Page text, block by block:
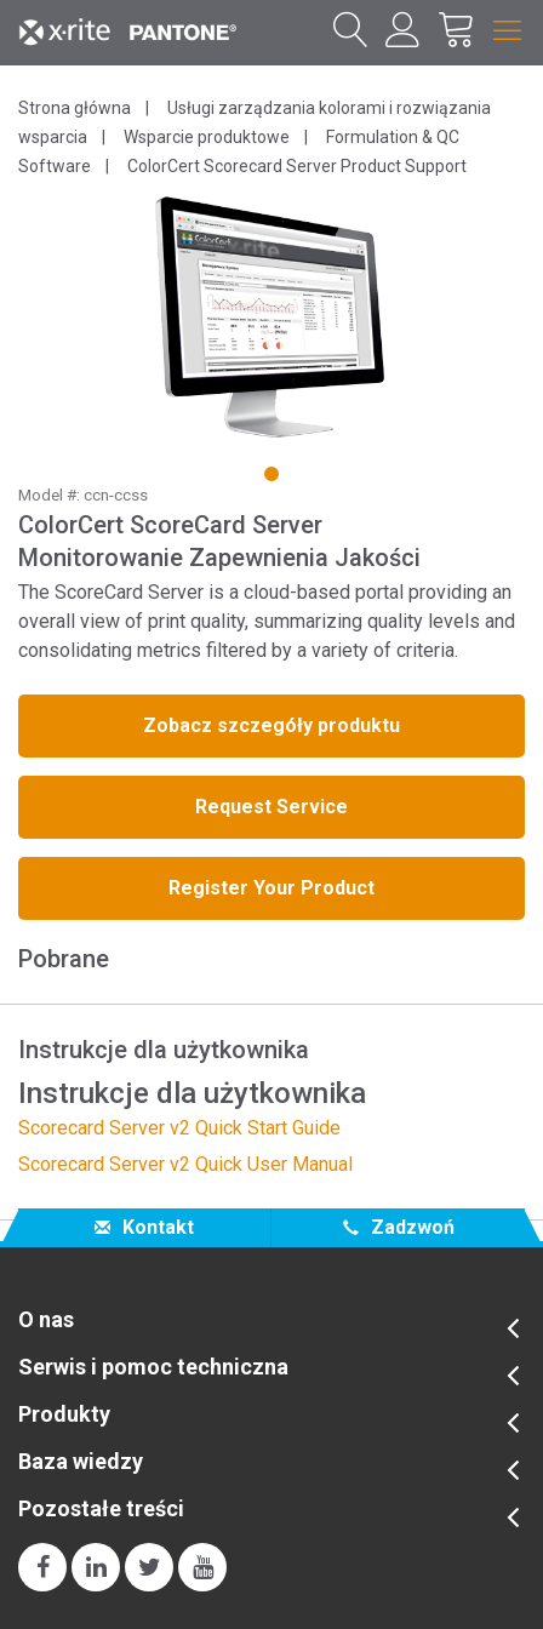
Strona główna
Usługi zarządzania kolorami i rozwiązania
wsparcia
Wsparcie produktowe
Formulation & QC
Software
ColorCert Scorecard Server Product Support
1
Model #: ccn-ccss
ColorCert ScoreCard Server
Monitorowanie Zapewnienia Jakości
The ScoreCard Server is a cloud-based portal providing an
overall view of print quality, summarizing quality levels and
consolidating metrics filtered by a variety of criteria.
Zobacz szczegóły produktu
Request Service
Register Your Product
Pobrane
Instrukcje dla użytkownika
Instrukcje dla użytkownika
Scorecard Server v2 Quick Start Guide
Scorecard Server v2 Quick User Manual
Kontakt Zadzwoń
O nas
Serwis i pomoc techniczna
Produkty
Baza wiedzy
Pozostałe treści